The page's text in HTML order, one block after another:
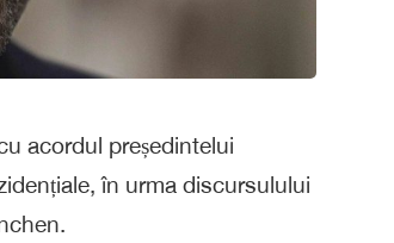
acordul președintelui
în urma discursulului